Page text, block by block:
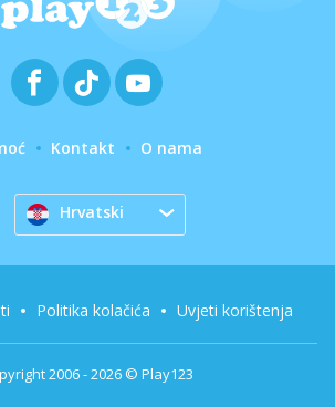
Kontakt O nama
Hrvatski
2006 - 2026 © Play123
Politika kolačića Uvjeti korištenja